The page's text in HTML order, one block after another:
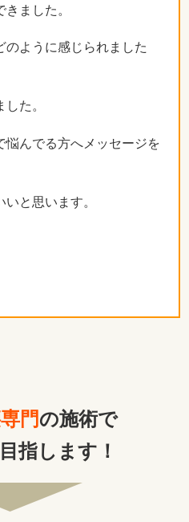
ました。
ように感じられました
た。
んでる方へメッセージを
と思います。
門の施術で
指します！